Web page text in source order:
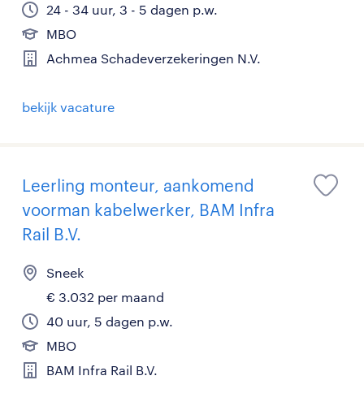
24 - 34 uur, 3 - 5 dagen p.w.
MBO
Achmea Schadeverzekeringen N.V.
bekijk vacature
Leerling monteur, aankomend
voorman kabelwerker, BAM Infra
Rail B.V.
Sneek
€ 3.032 per maand
40 uur, 5 dagen p.w.
MBO
BAM Infra Rail B.V.